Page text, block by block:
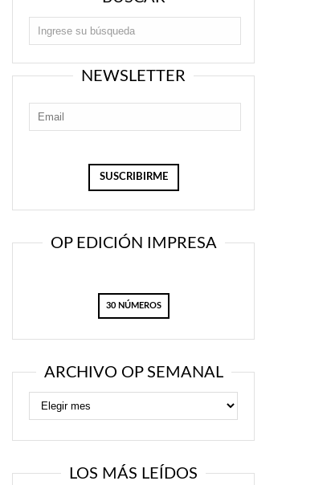
NEWSLETTER
OP EDICIÓN IMPRESA
30 NÚMEROS
ARCHIVO OP SEMANAL
LOS MÁS LEÍDOS